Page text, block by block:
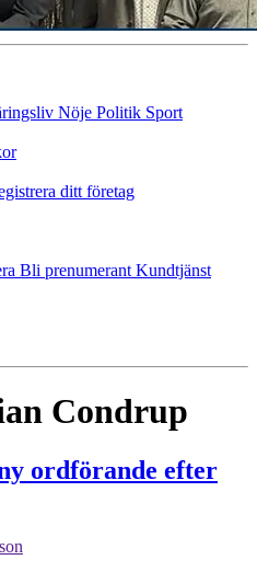
Nöje Politik Sport
ditt företag
Bli prenumerant Kundtjänst
Condrup
ordförande efter